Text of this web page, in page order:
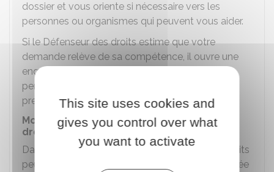
dossier et vous oriente si nécessaire vers les
personnes ou organismes qui peuvent vous aider.
Si le Défenseur des droits estime que votre
demande relève de sa compétence, il ouvre une
enquête pour recueillir les informations lui
permettant de connaître la situation, avant de
prendre une décision.
Moyens d'information du Défenseur des
droits
Dans le cadre de l'enquête, le Défenseur des droits
peut envoyer une demande d'information motivée
This site uses cookies and
gives you control over what
you want to activate